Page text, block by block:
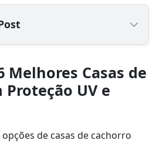
Melhores Casas de
UV e
de casas de cachorro